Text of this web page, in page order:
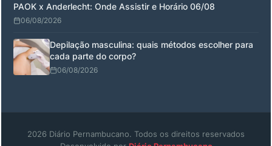
PAOK x Anderlecht: Onde Assistir e Horário 06/08
06/08/2026
Depilação masculina: quais métodos escolher para
cada parte do corpo?
06/08/2026
2026 Diário Pernambucano. Todos os direitos reservados